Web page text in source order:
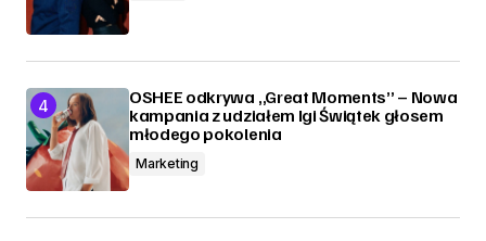
OSHEE odkrywa „Great Moments” – Nowa
kampania z udziałem Igi Świątek głosem
młodego pokolenia
Marketing